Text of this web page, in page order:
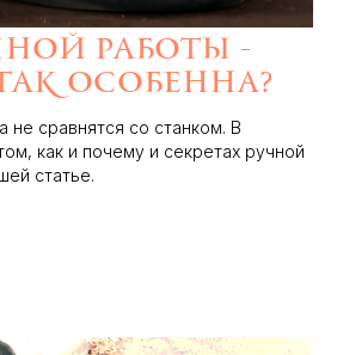
работы -
особенна?
не сравнятся со станком. В
как и почему и секретах ручной
статье.